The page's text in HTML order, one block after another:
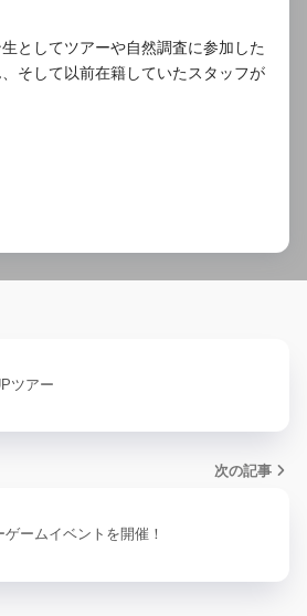
としてツアーや自然調査に参加した
そして以前在籍していたスタッフが
ツアー
次の記事
ームイベントを開催！